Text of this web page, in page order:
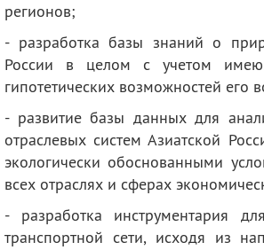
регионов;
- разработка базы знаний о
России в целом с учетом
гипотетических возможностей его
- развитие базы данных для
отраслевых систем Азиатской
экологически обоснованными
всех отраслях и сферах
- разработка инструментария
транспортной сети, исходя из